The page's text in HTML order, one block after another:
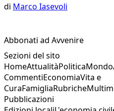
di Marco Iasevoli
Abbonati ad Avvenire
Sezioni del sito
HomeAttualitàPoliticaMondo
CommentiEconomiaVita e
CuraFamigliaRubriche
Pubblicazioni